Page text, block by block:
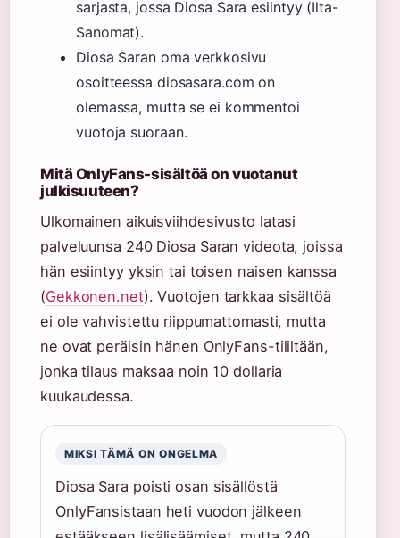
sarjasta, jossa Diosa Sara esiintyy (Ilta-
Sanomat).
Diosa Saran oma verkkosivu
osoitteessa diosasara.com on
olemassa, mutta se ei kommentoi
vuotoja suoraan.
Mitä OnlyFans-sisältöä on vuotanut
julkisuuteen?
Ulkomainen aikuisviihdesivusto latasi
palveluunsa 240 Diosa Saran videota, joissa
hän esiintyy yksin tai toisen naisen kanssa
(Gekkonen.net). Vuotojen tarkkaa sisältöä
ei ole vahvistettu riippumattomasti, mutta
ne ovat peräisin hänen OnlyFans-tililtään,
jonka tilaus maksaa noin 10 dollaria
kuukaudessa.
MIKSI TÄMÄ ON ONGELMA
Diosa Sara poisti osan sisällöstä
OnlyFansistaan heti vuodon jälkeen